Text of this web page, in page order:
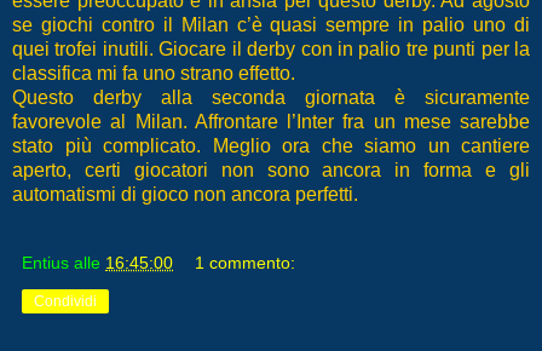
se giochi contro il Milan c’è quasi sempre in palio uno di
quei trofei inutili. Giocare il derby con in palio tre punti per la
classifica mi fa uno strano effetto.
Questo derby alla seconda giornata è sicuramente
favorevole al Milan. Affrontare l’Inter fra un mese sarebbe
stato più complicato. Meglio ora che siamo un cantiere
aperto, certi giocatori non sono ancora in forma e gli
automatismi di gioco non ancora perfetti.
Entius alle 16:45:00 1 commento:
Condividi